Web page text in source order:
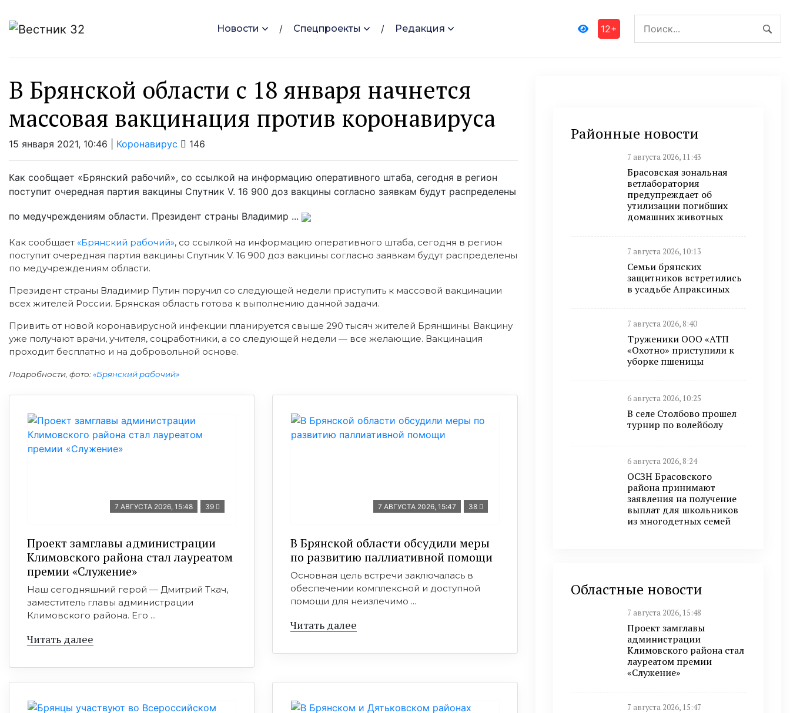
Новости Спецпроекты Редакция 12+
В Брянской области с 18 января начнется
массовая вакцинация против коронавируса
15 января 2021, 10:46 | Коронавирус 146
Как сообщает «Брянский рабочий», со ссылкой на информацию оперативного штаба, сегодня в регион
поступит очередная партия вакцины Спутник V. 16 900 доз вакцины согласно заявкам будут распределены
по медучреждениям области. Президент страны Владимир ...
Как сообщает «Брянский рабочий», со ссылкой на информацию оперативного штаба, сегодня в регион
поступит очередная партия вакцины Спутник V. 16 900 доз вакцины согласно заявкам будут распределены
по медучреждениям области.
Президент страны Владимир Путин поручил со следующей недели приступить к массовой вакцинации
всех жителей России. Брянская область готова к выполнению данной задачи.
Привить от новой коронавирусной инфекции планируется свыше 290 тысяч жителей Брянщины. Вакцину
уже получают врачи, учителя, соцработники, а со следующей недели — все желающие. Вакцинация
проходит бесплатно и на добровольной основе.
Подробности, фото:«Брянский рабочий»
7 АВГУСТА 2026, 15:48 39
Проект замглавы администрации
Климовского района стал лауреатом
премии «Служение»
Наш сегодняшний герой — Дмитрий Ткач,
заместитель главы администрации
Климовского района. Его ...
Читать далее
7 АВГУСТА 2026, 15:47 38
В Брянской области обсудили меры
по развитию паллиативной помощи
Основная цель встречи заключалась в
обеспечении комплексной и доступной
помощи для неизлечимо ...
Читать далее
Районные новости
7 августа 2026, 11:43
Брасовская зональная
ветлаборатория
предупреждает об
утилизации погибших
домашних животных
7 августа 2026, 10:13
Семьи брянских
защитников встретились
в усадьбе Апраксиных
7 августа 2026, 8:40
Труженики ООО «АТП
«Охотно» приступили к
уборке пшеницы
6 августа 2026, 10:25
В селе Столбово прошел
турнир по волейболу
6 августа 2026, 8:24
ОСЗН Брасовского
района принимают
заявления на получение
выплат для школьников
из многодетных семей
Областные новости
7 августа 2026, 15:48
Проект замглавы
администрации
Климовского района стал
лауреатом премии
«Служение»
7 августа 2026, 15:47